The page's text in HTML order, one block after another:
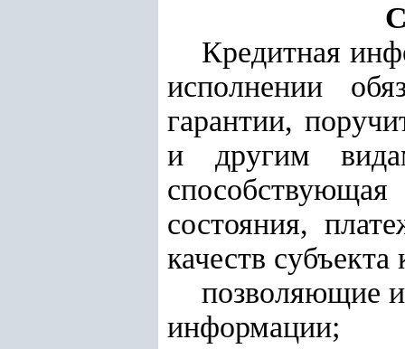
Кредитная
исполнении
гарантии,
и другим
состояния,
качеств
позволяющие
информации;